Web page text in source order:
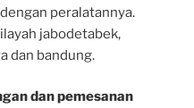
peralatannya.
jabodetabek,
dan bandung.
dan pemesanan